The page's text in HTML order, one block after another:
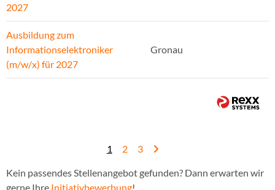
2027
Ausbildung zum
Informationselektroniker
(m/w/x) für 2027
Gronau
1 2 3
Kein passendes Stellenangebot gefunden? Dann erwarten wir
gerne Ihre Initiativbewerbung!